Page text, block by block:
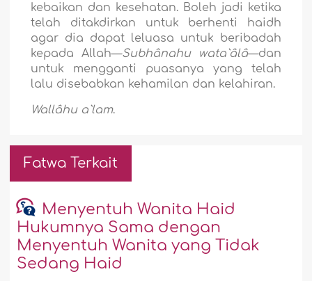
kebaikan dan kesehatan. Boleh jadi ketika
telah ditakdirkan untuk berhenti haidh
agar dia dapat leluasa untuk beribadah
kepada Allah—Subhânahu wata`âlâ—dan
untuk mengganti puasanya yang telah
lalu disebabkan kehamilan dan kelahiran.
Wallâhu a`lam.
Fatwa Terkait
Menyentuh Wanita Haid
Hukumnya Sama dengan
Menyentuh Wanita yang Tidak
Sedang Haid